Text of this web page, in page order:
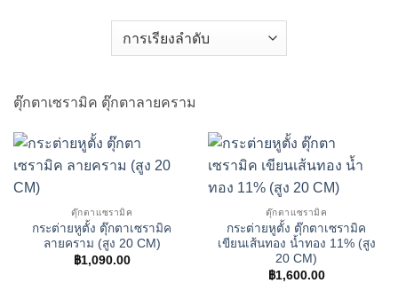
ตุ๊กตาเซรามิค ตุ๊กตาลายคราม
ตุ๊กตาเเซรามิค
กระต่ายหูตั้ง ตุ๊กตาเซรามิค
ลายคราม (สูง 20 CM)
฿1,090.00
ตุ๊กตาเเซรามิค
กระต่ายหูตั้ง ตุ๊กตาเซรามิค
เขียนเส้นทอง น้ำทอง 11% (สูง
20 CM)
฿1,600.00